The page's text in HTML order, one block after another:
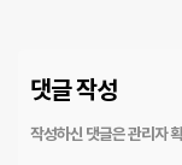
댓글 작성